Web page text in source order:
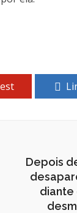
Depois
diante